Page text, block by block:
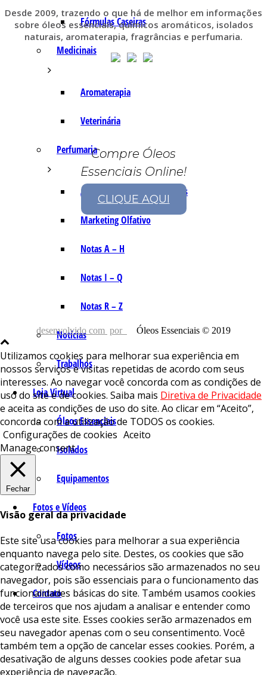
Fórmulas Caseiras
Medicinais
Aromaterapia
Veterinária
Perfumaria
As Notas e Famílias Olfativas
Marketing Olfativo
Notas A – H
Notas I – Q
Notas R – Z
Notícias
Trabalhos
Loja Virtual
Óleos Essenciais
Isolados
Equipamentos
Fotos e Vídeos
Fotos
Vídeos
Contato
Desde 2009, trazendo o que há de melhor em informações
sobre óleos essenciais, químicos aromáticos, isolados
naturais, aromaterapia, fragrâncias e perfumaria.
Compre Óleos
Essenciais Online!
CLIQUE AQUI
desenvolvido com por Óleos Essenciais © 2019
Utilizamos cookies para melhorar sua experiência em
nossos serviços e visitas repetidas de acordo com seus
interesses. Ao navegar você concorda com as condições de
uso do site e de cookies. Saiba mais Diretiva de Privacidade
e aceita as condições de uso do site. Ao clicar em “Aceito”,
concorda com a utilização de TODOS os cookies.
Configurações de cookies Aceito
Manage consent
Fechar
Visão geral da privacidade
Este site usa cookies para melhorar a sua experiência
enquanto navega pelo site. Destes, os cookies que são
categorizados como necessários são armazenados no seu
navegador, pois são essenciais para o funcionamento das
funcionalidades básicas do site. Também usamos cookies
de terceiros que nos ajudam a analisar e entender como
você usa este site. Esses cookies serão armazenados em
seu navegador apenas com o seu consentimento. Você
também tem a opção de cancelar esses cookies. Porém, a
desativação de alguns desses cookies pode afetar sua
experiência de navegação.